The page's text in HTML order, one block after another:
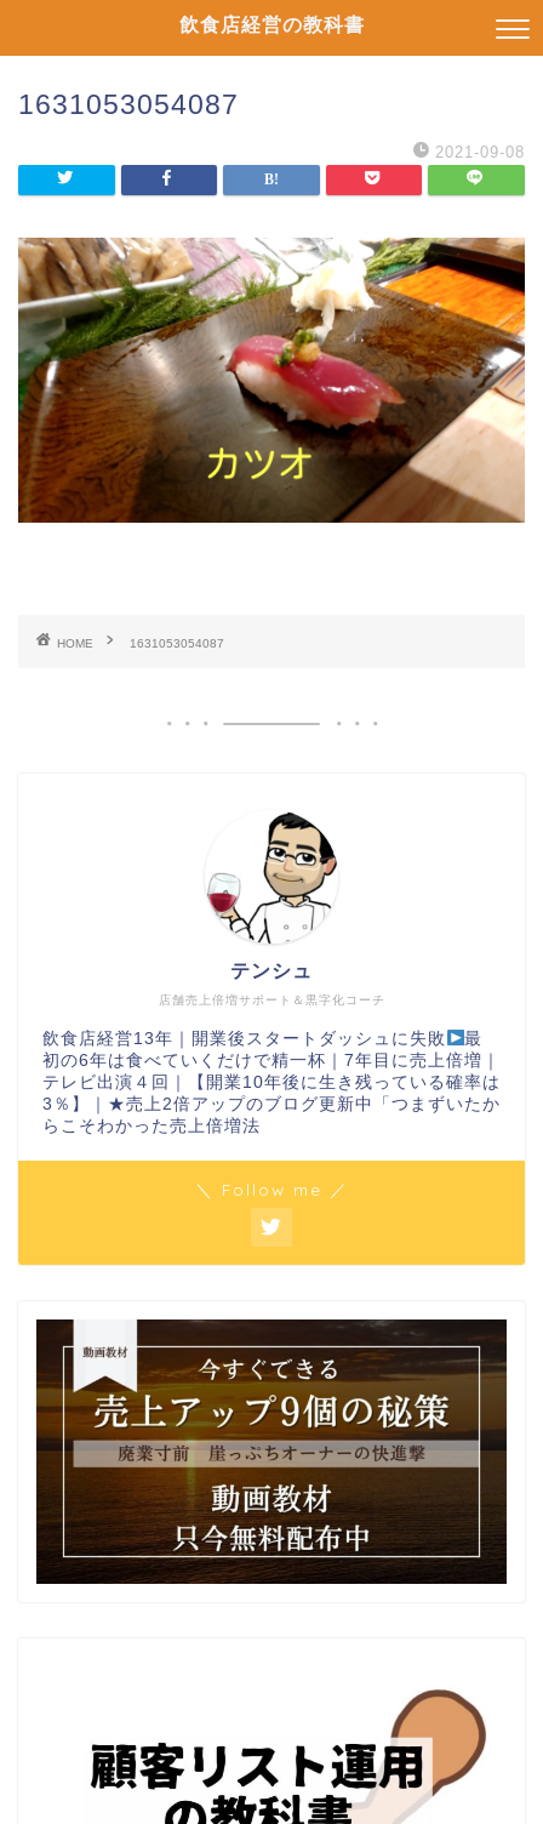
飲食店経営の教科書
1631053054087
2021-09-08
HOME 1631053054087
店舗売上倍増サポート＆黒字化コーチ
テンシュ
飲食店経営13年｜開業後スタートダッシュに失敗
最
初の6年は食べていくだけで精一杯｜7年目に売上倍増｜
テレビ出演４回｜【開業10年後に生き残っている確率は
3％】｜★売上2倍アップのブログ更新中「つまずいたか
らこそわかった売上倍増法
＼ Follow me ／